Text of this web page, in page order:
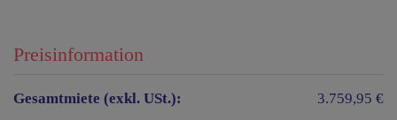
Preisinformation
Gesamtmiete (exkl. USt.):
3.759,95 €